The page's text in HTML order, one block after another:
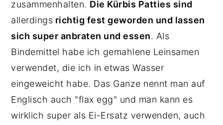
zusammenhalten. Die Kürbis Patties sind
allerdings richtig fest geworden und lassen
sich super anbraten und essen. Als
Bindemittel habe ich gemahlene Leinsamen
verwendet, die ich in etwas Wasser
eingeweicht habe. Das Ganze nennt man auf
Englisch auch "flax egg" und man kann es
wirklich super als Ei-Ersatz verwenden, auch